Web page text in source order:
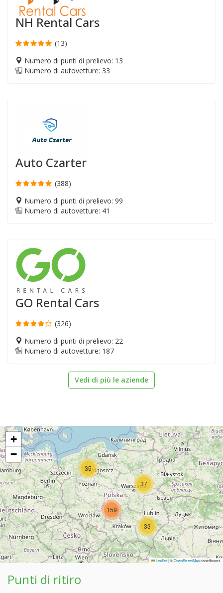
NH Rental Cars
(13)
Numero di punti di prelievo: 13
Numero di autovetture: 33
Auto Czarter
(388)
Numero di punti di prelievo: 99
Numero di autovetture: 41
GO Rental Cars
(326)
Numero di punti di prelievo: 22
Numero di autovetture: 187
Vedi di più le aziende
35
33
37
159
+
−
Leaflet|©OpenStreetMapcontributors
Punti di ritiro